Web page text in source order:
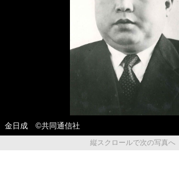
金日成 ©共同通信社
縦スクロールで次の写真へ